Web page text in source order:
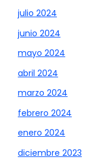
julio 2024
junio 2024
mayo 2024
abril 2024
marzo 2024
febrero 2024
enero 2024
diciembre 2023